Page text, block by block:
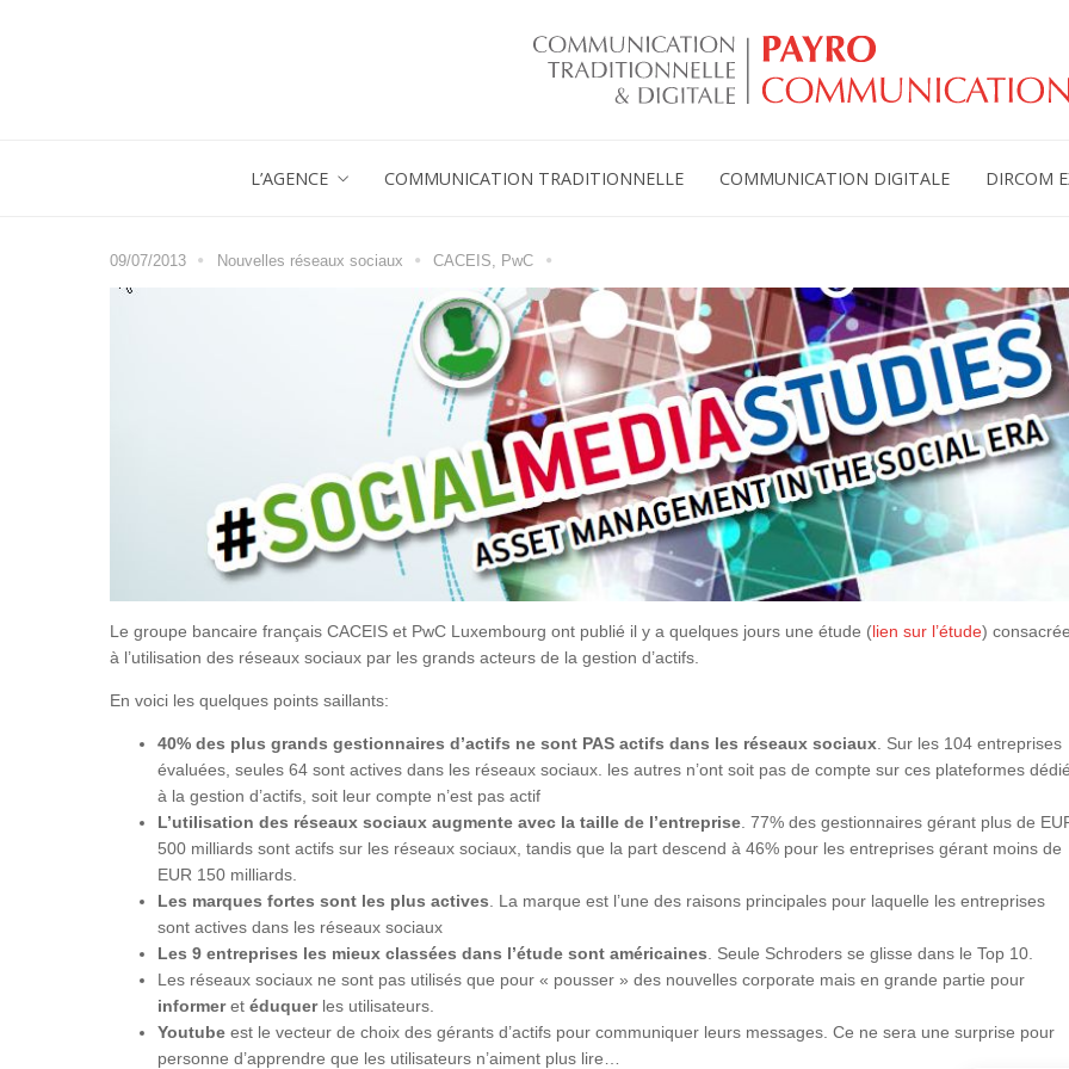
L’AGENCE COMMUNICATION TRADITIONNELLE COMMUNICATION DIGITALE DIRCOM
09/07/2013 Nouvelles réseaux sociaux CACEIS PwC
Le groupe bancaire français CACEIS et PwC Luxembourg ont publié il y a quelques jours une étude (lien sur l’étude) consacrée
à l’utilisation des réseaux sociaux par les grands acteurs de la gestion d’actifs.
En voici les quelques points saillants:
40% des plus grands gestionnaires d’actifs ne sont PAS actifs dans les réseaux sociaux. Sur les 104 entreprises
évaluées, seules 64 sont actives dans les réseaux sociaux. les autres n’ont soit pas de compte sur ces plateformes dédié
à la gestion d’actifs, soit leur compte n’est pas actif
L’utilisation des réseaux sociaux augmente avec la taille de l’entreprise. 77% des gestionnaires gérant plus de
500 milliards sont actifs sur les réseaux sociaux, tandis que la part descend à 46% pour les entreprises gérant moins de
EUR 150 milliards.
Les marques fortes sont les plus actives. La marque est l’une des raisons principales pour laquelle les entreprises
sont actives dans les réseaux sociaux
Les 9 entreprises les mieux classées dans l’étude sont américaines. Seule Schroders se glisse dans le Top 10.
Les réseaux sociaux ne sont pas utilisés que pour « pousser » des nouvelles corporate mais en grande partie pour
informeret éduquerles utilisateurs.
Youtube est le vecteur de choix des gérants d’actifs pour communiquer leurs messages. Ce ne sera une surprise pour
personne d’apprendre que les utilisateurs n’aiment plus lire…